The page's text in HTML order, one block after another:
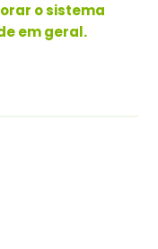
o sistema
em geral.